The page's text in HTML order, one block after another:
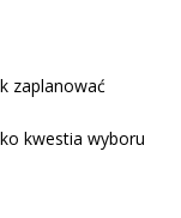
zaplanować
kwestia wyboru